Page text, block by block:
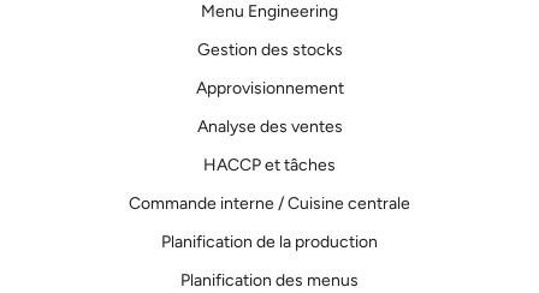
Menu Engineering
Gestion des stocks
Approvisionnement
Analyse des ventes
HACCP et tâches
Commande interne / Cuisine centrale
Planification de la production
Planification des menus